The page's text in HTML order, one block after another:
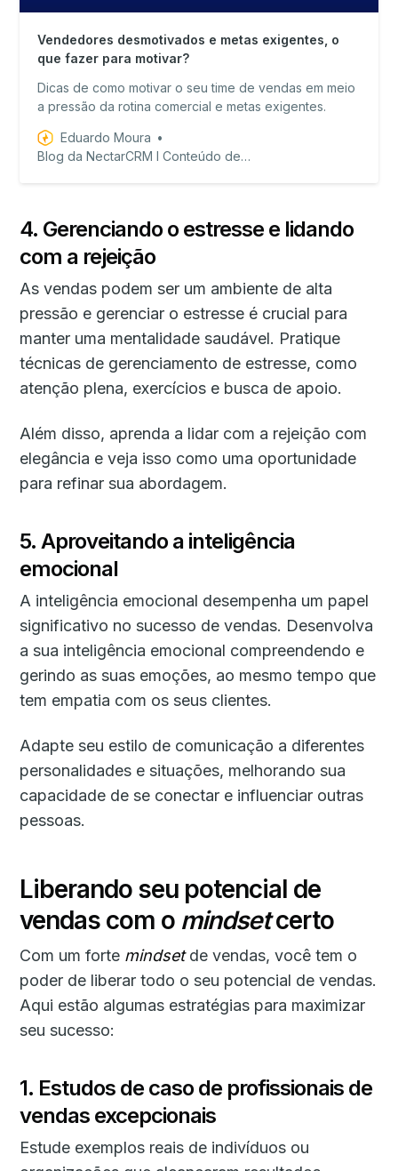
Vendedores desmotivados e metas exigentes, o
que fazer para motivar?
Dicas de como motivar o seu time de vendas em meio
a pressão da rotina comercial e metas exigentes.
Eduardo Moura
Blog da NectarCRM I Conteúdo de valor para equipes de vendas!
4. Gerenciando o estresse e lidando
com a rejeição
As vendas podem ser um ambiente de alta
pressão e gerenciar o estresse é crucial para
manter uma mentalidade saudável. Pratique
técnicas de gerenciamento de estresse, como
atenção plena, exercícios e busca de apoio.
Além disso, aprenda a lidar com a rejeição com
elegância e veja isso como uma oportunidade
para refinar sua abordagem.
5. Aproveitando a inteligência
emocional
A inteligência emocional desempenha um papel
significativo no sucesso de vendas. Desenvolva
a sua inteligência emocional compreendendo e
gerindo as suas emoções, ao mesmo tempo que
tem empatia com os seus clientes.
Adapte seu estilo de comunicação a diferentes
personalidades e situações, melhorando sua
capacidade de se conectar e influenciar outras
pessoas.
Liberando seu potencial de
vendas com o mindsetcerto
Com um forte mindsetde vendas, você tem o
poder de liberar todo o seu potencial de vendas.
Aqui estão algumas estratégias para maximizar
seu sucesso:
1. Estudos de caso de profissionais de
vendas excepcionais
Estude exemplos reais de indivíduos ou